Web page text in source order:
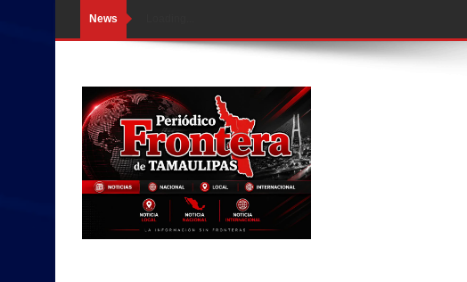
News